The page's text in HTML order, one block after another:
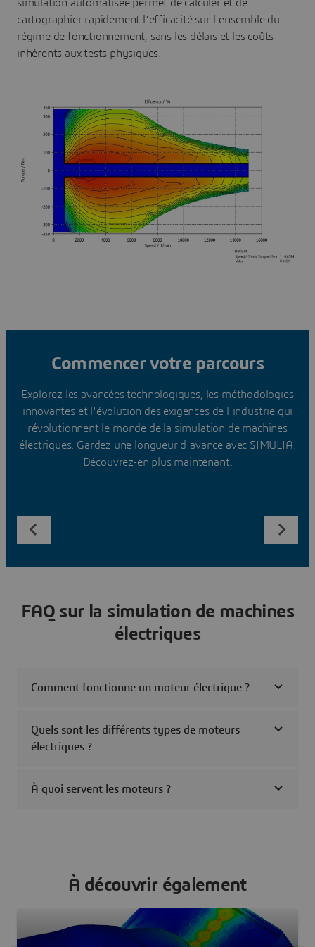
simulation automatisée permet de calculer et de
cartographier rapidement l'efficacité sur l'ensemble du
régime de fonctionnement, sans les délais et les coûts
inhérents aux tests physiques.
Commencer votre parcours
Explorez les avancées technologiques, les méthodologies
innovantes et l'évolution des exigences de l'industrie qui
révolutionnent le monde de la simulation de machines
électriques. Gardez une longueur d'avance avec SIMULIA.
Découvrez-en plus maintenant.
FAQ sur la simulation de machines
électriques
Comment fonctionne un moteur électrique ?
Quels sont les différents types de moteurs
électriques ?
À quoi servent les moteurs ?
À découvrir également